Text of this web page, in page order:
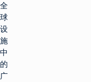
全
球
设
施
中
的
广